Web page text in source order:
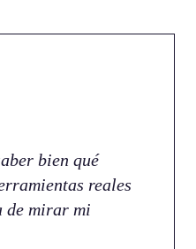
bien qué
reales
de mirar mi